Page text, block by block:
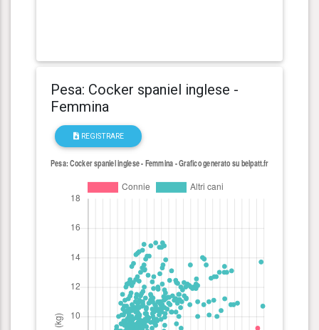
Pesa: Cocker spaniel inglese -
Femmina
REGISTRARE